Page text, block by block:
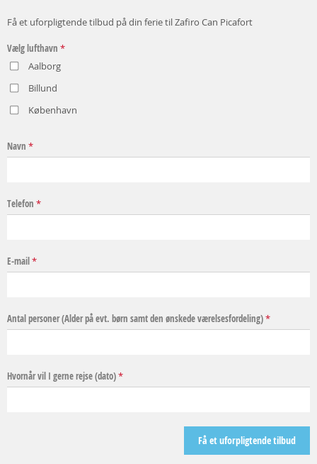
Få et uforpligtende tilbud på din ferie til Zafiro Can Picafort
Vælg lufthavn *
Aalborg
Billund
København
Navn *
Telefon *
E-mail *
Antal personer (Alder på evt. børn samt den ønskede værelsesfordeling)*
Hvornår vil I gerne rejse (dato)*